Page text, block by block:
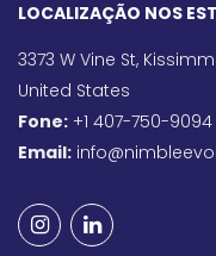
LOCALIZAÇÃO NOS
3373 W Vine St,
United States
Fone: +1 407-750-9094
Email: